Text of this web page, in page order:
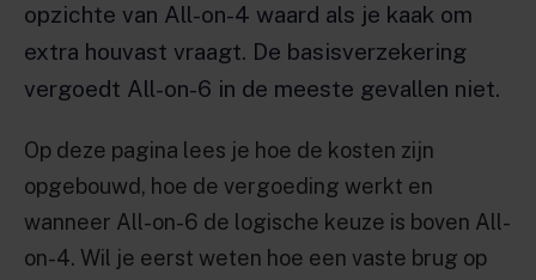
opzichte van All-on-4 waard als je kaak om
extra houvast vraagt. De basisverzekering
vergoedt All-on-6 in de meeste gevallen niet.
Op deze pagina lees je hoe de kosten zijn
opgebouwd, hoe de vergoeding werkt en
wanneer All-on-6 de logische keuze is boven All-
on-4. Wil je eerst weten hoe een vaste brug op